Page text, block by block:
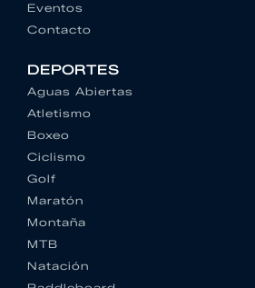
Eventos
Contacto
DEPORTES
Aguas Abiertas
Atletismo
Boxeo
Ciclismo
Golf
Maratón
Montaña
MTB
Natación